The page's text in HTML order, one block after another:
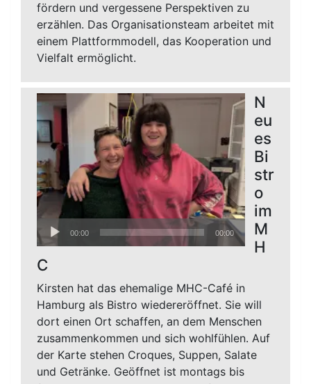
fördern und vergessene Perspektiven zu
erzählen. Das Organisationsteam arbeitet mit
einem Plattformmodell, das Kooperation und
Vielfalt ermöglicht.
Audio-
Player
00:00 00:00
N
eu
es
Bi
str
o
im
M
H
C
Kirsten hat das ehemalige MHC-Café in
Hamburg als Bistro wiedereröffnet. Sie will
dort einen Ort schaffen, an dem Menschen
zusammenkommen und sich wohlfühlen. Auf
der Karte stehen Croques, Suppen, Salate
und Getränke. Geöffnet ist montags bis